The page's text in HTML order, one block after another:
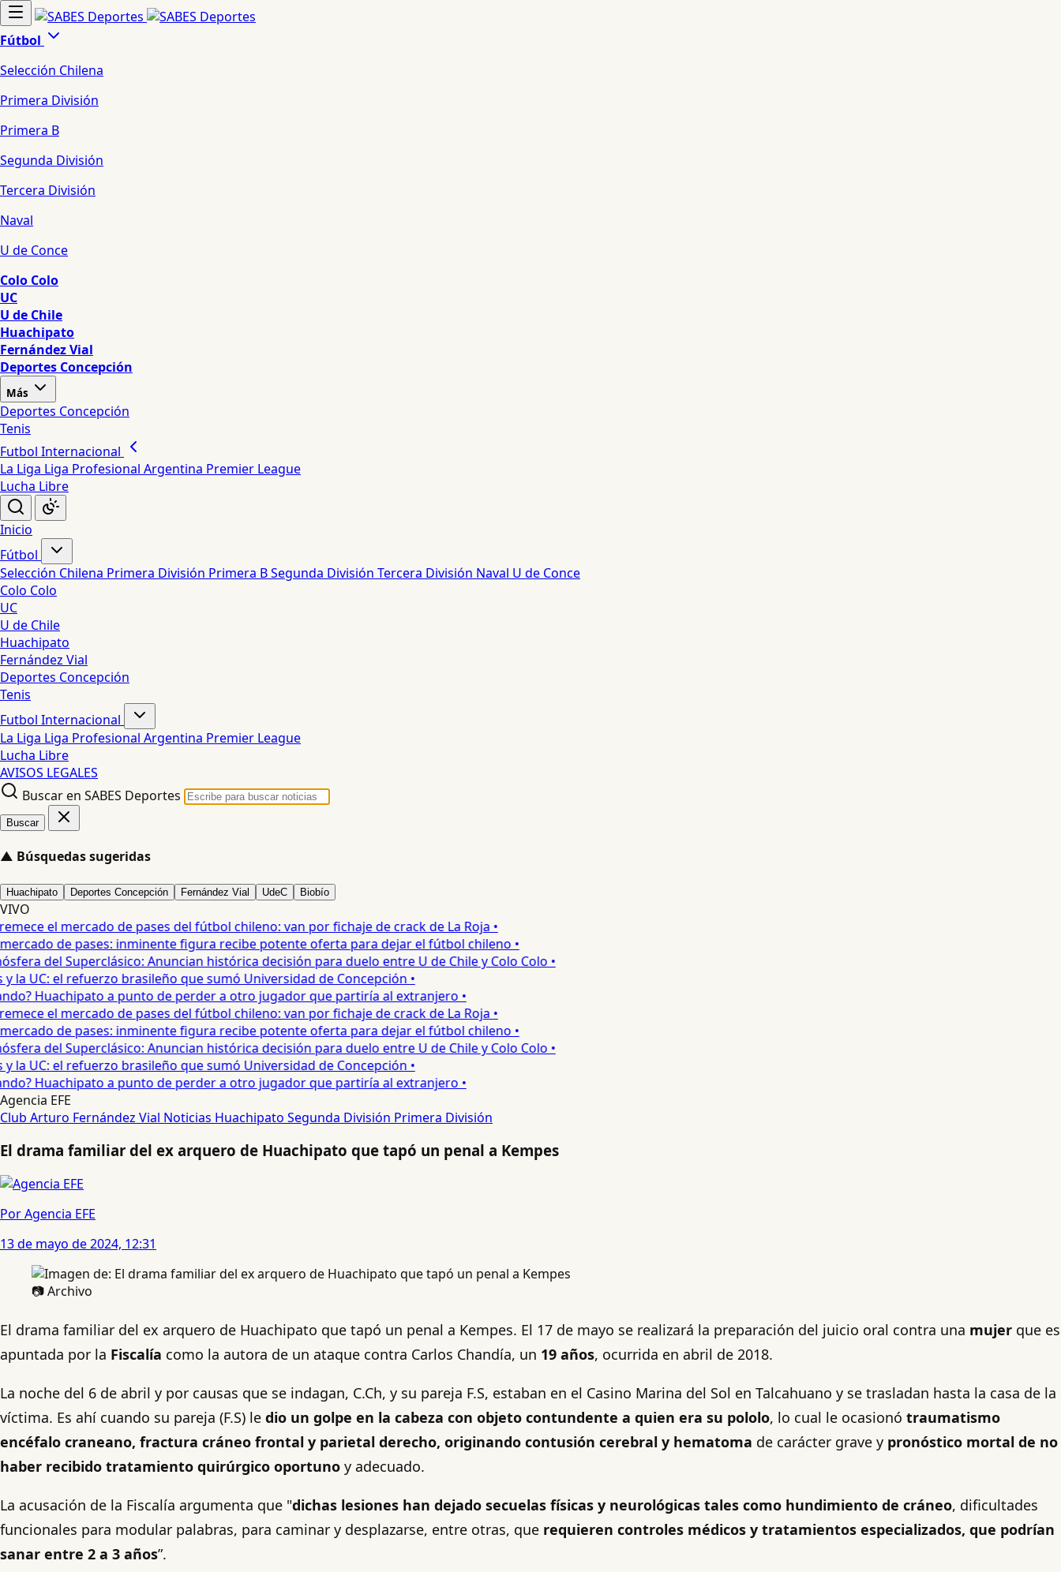
Fútbol
Selección Chilena
Primera División
Primera B
Segunda División
Tercera División
Naval
U de Conce
Colo Colo
UC
U de Chile
Huachipato
Fernández Vial
Deportes Concepción
Más
Deportes Concepción
Tenis
Futbol Internacional
La Liga Liga Profesional Argentina Premier League
Lucha Libre
Inicio
Fútbol
Selección Chilena Primera División Primera BSegunda División Tercera División Naval U de Conce
Colo Colo
UC
U de Chile
Huachipato
Fernández Vial
Deportes Concepción
Tenis
Futbol Internacional
La Liga Liga Profesional Argentina Premier League
Lucha Libre
AVISOS LEGALES
Buscar en SABES Deportes
Buscar
▲ Búsquedas sugeridas
Huachipato Deportes Concepción Fernández Vial UdeC Biobío
VIVO
el mercado de pases del fútbol chileno: van por fichaje de crack de La Roja •
de pases: inminente figura recibe potente oferta para dejar el fútbol chileno •
del Superclásico: Anuncian histórica decisión para duelo entre U de Chile y Colo Colo •
UC: el refuerzo brasileño que sumó Universidad de Concepción •
Huachipato a punto de perder a otro jugador que partiría al extranjero •
el mercado de pases del fútbol chileno: van por fichaje de crack de La Roja •
de pases: inminente figura recibe potente oferta para dejar el fútbol chileno •
del Superclásico: Anuncian histórica decisión para duelo entre U de Chile y Colo Colo •
UC: el refuerzo brasileño que sumó Universidad de Concepción •
Huachipato a punto de perder a otro jugador que partiría al extranjero •
Agencia EFE
Club Arturo Fernández Vial Noticias Huachipato Segunda División Primera División
El drama familiar del ex arquero de Huachipato que tapó un penal a Kempes
Por Agencia EFE
13 de mayo de 2024, 12:31
📷 Archivo
El drama familiar del ex arquero de Huachipato que tapó un penal a Kempes. El 17 de mayo se realizará la preparación del juicio oral contra una mujer que es
apuntada por la Fiscalía como la autora de un ataque contra Carlos Chandía, un 19 años, ocurrida en abril de 2018.
La noche del 6 de abril y por causas que se indagan, C.Ch, y su pareja F.S, estaban en el Casino Marina del Sol en Talcahuano y se trasladan hasta la casa de la
víctima. Es ahí cuando su pareja (F.S) le dio un golpe en la cabeza con objeto contundente a quien era su pololo, lo cual le ocasionó traumatismo
encéfalo craneano, fractura cráneo frontal y parietal derecho, originando contusión cerebral y hematoma de carácter grave y pronóstico mortal de no
haber recibido tratamiento quirúrgico oportuno y adecuado.
La acusación de la Fiscalía argumenta que "dichas lesiones han dejado secuelas físicas y neurológicas tales como hundimiento de cráneo, dificultades
funcionales para modular palabras, para caminar y desplazarse, entre otras, que requieren controles médicos y tratamientos especializados, que podrían
sanar entre 2 a 3 años”.